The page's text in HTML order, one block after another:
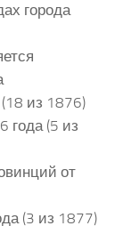
города
из 1876)
года (5 из
от
(3 из 1877)